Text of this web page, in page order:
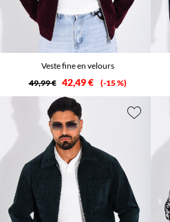
Veste fine en velours
49,99 € 42,49 € -15 %